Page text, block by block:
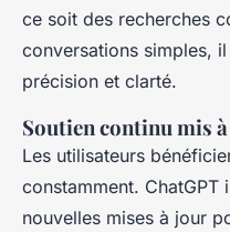
ce soit des recherches
conversations simples,
précision et clarté.
Soutien continu mis
Les utilisateurs
constamment. ChatGPT
nouvelles mises à jour